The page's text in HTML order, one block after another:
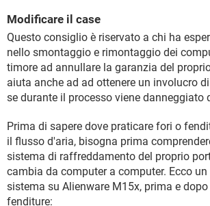
Modificare il case
Questo consiglio è riservato a chi ha
nello smontaggio e rimontaggio dei
timore ad annullare la garanzia del
aiuta anche ad ad ottenere un involucro
se durante il processo viene danneggiato
Prima di sapere dove praticare fori o
il flusso d'aria, bisogna prima
sistema di raffreddamento del proprio
cambia da computer a computer. Ecco un
sistema su Alienware M15x, prima e
fenditure: